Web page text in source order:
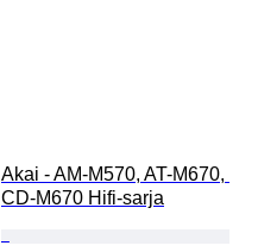
Akai - AM-M570, AT-M670,
CD-M670 Hifi-sarja